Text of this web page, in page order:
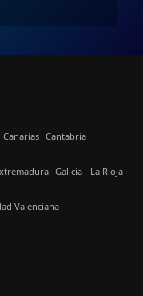
Canarias Cantabria
Galicia La Rioja
Valenciana